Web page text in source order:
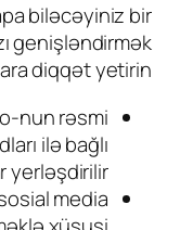
biləcəyiniz bir
genişləndirmək
diqqət yetirin:
nun rəsmi
ilə bağlı
yerləşdirilir.
media